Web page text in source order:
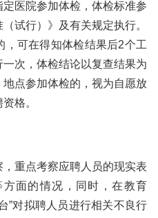
医院参加体检，体检标准参
试行）》及有关规定执行。
，可在得知体检结果后2个工
次，体检结论以复查结果为
点参加体检的，视为自愿放
格。
重点考察应聘人员的现实表
面的情况，同时，在教育
”对拟聘人员进行相关不良行